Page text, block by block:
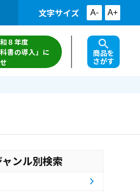
文字サイズ A- A+
８年度
書の導入」に
商品を
さがす
ャンル別検索